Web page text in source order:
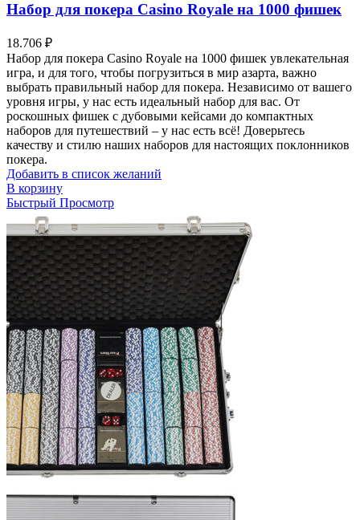
Набор для покера Casino Royale на 1000 фишек
18.706 ₽
Набор для покера Casino Royale на 1000 фишек увлекательная
игра, и для того, чтобы погрузиться в мир азарта, важно
выбрать правильный набор для покера. Независимо от вашего
уровня игры, у нас есть идеальный набор для вас. От
роскошных фишек с дубовыми кейсами до компактных
наборов для путешествий – у нас есть всё! Доверьтесь
качеству и стилю наших наборов для настоящих поклонников
покера.
Добавить в список желаний
В корзину
Быстрый Просмотр